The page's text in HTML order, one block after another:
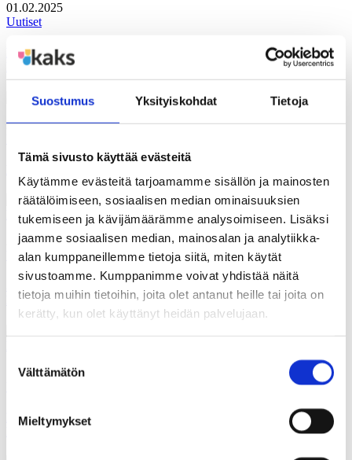
Suostumus Yksityiskohdat Tietoja
Tämä sivusto käyttää evästeitä
Käytämme evästeitä tarjoamamme sisällön ja mainosten
räätälöimiseen, sosiaalisen median ominaisuuksien
tukemiseen ja kävijämäärämme analysoimiseen. Lisäksi
jaamme sosiaalisen median, mainosalan ja analytiikka-
alan kumppaneillemme tietoja siitä, miten käytät
sivustoamme. Kumppanimme voivat yhdistää näitä
tietoja muihin tietoihin, joita olet antanut heille tai joita on
kerätty, kun olet käyttänyt heidän palvelujaan.
valinta
Välttämätön
Mieltymykset
01.02.2025
Uutiset
Kansalaisten mielestä asuinkunnan palvelut ovat toimineet
hyvinvointialueen palveluita paremmin
25.01.2025
22.01.2025
Uutiset
SEMINAARIKUTSU Raikkaita suuntia – Millainen on
hyvinvointiyhteiskunnan seuraava luku?
18.01.2025
Kansalaiset: kunta- ja aluevaaleissa pitää keskittyä kuntien ja
hyvinvointialueiden peruspalveluihin